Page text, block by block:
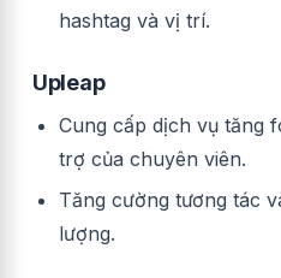
hashtag và vị trí.
Upleap
Cung cấp dịch vụ tăng
trợ của chuyên viên.
Tăng cường tương tác
lượng.